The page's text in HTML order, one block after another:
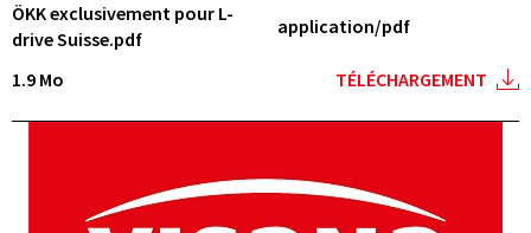
ÖKK exclusivement pour L-
drive Suisse.pdf
application/pdf
1.9 Mo TÉLÉCHARGEMENT